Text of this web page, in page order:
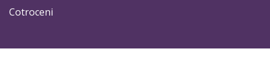
Cotroceni